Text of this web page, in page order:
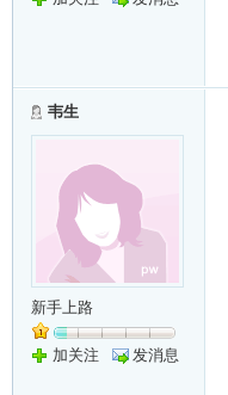
韦生
新手上路
加关注 发消息